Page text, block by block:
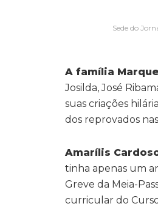
Sede do
A família
Josilda, José
suas criações
dos reprovados
Amarílis
tinha apenas um
Greve da Meia-
curricular do